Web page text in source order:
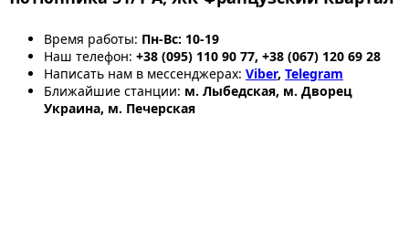
Время работы: Пн-Вс: 10-19
Наш телефон: +38 (095) 110 90 77, +38 (067) 120 69 28
Написать нам в мессенджерах: Viber, Telegram
Ближайшие станции: м. Лыбедская, м. Дворец
Украина, м. Печерская